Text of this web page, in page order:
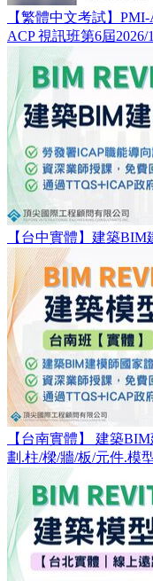
【繁體中文考試】
ACP 視訊班第6屆2026/
【台中實體】建築
【台南實體】 建築
劃.柱/樑/牆/板/元件.模